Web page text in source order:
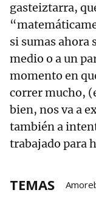
gasteiztarra,
si sumas ahora
medio o a un
momento en
correr mucho,
bien, nos va a
también a
trabajado para
TEMAS